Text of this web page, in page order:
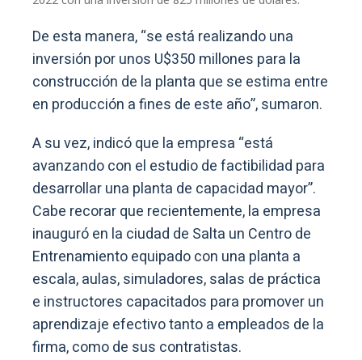
De esta manera, “se está realizando una
inversión por unos U$350 millones para la
construcción de la planta que se estima entre
en producción a fines de este año”, sumaron.
A su vez, indicó que la empresa “está
avanzando con el estudio de factibilidad para
desarrollar una planta de capacidad mayor”.
Cabe recorar que recientemente, la empresa
inauguró en la ciudad de Salta un Centro de
Entrenamiento equipado con una planta a
escala, aulas, simuladores, salas de práctica
e instructores capacitados para promover un
aprendizaje efectivo tanto a empleados de la
firma, como de sus contratistas.